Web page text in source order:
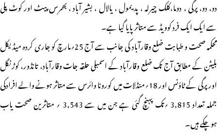
دو، دو، پرگی ، دوما،کلک چیرلہ ، پدیمول ، یالال ، بشیر آباد ، بھمرس پیٹ اور کوٹ پلی
سے ایک ایک فرد کوویڈ سے متاثر پایا گیا ہے۔
محکمہ صحت و طبابت ضلع وقارآباد کی جانب سے آج 25؍مارچ کو جاری کردہ میڈیکل
بلیٹن کے مطابق آج تک ضلع وقارآباد کے اسمبلی حلقہ جات وقارآباد، تانڈور، کوڑنگل
اور پرگی کے ٹاؤنس اور 18؍منڈلات میں کورونا وائرس سے متاثر ہونے والے افرادکی
جملہ تعداد 3,815 ؍تک پہنچ گئی ہے جن میں سے 3,543 ؍ متاثرین صحت یاب
ہوچکے ہیں۔